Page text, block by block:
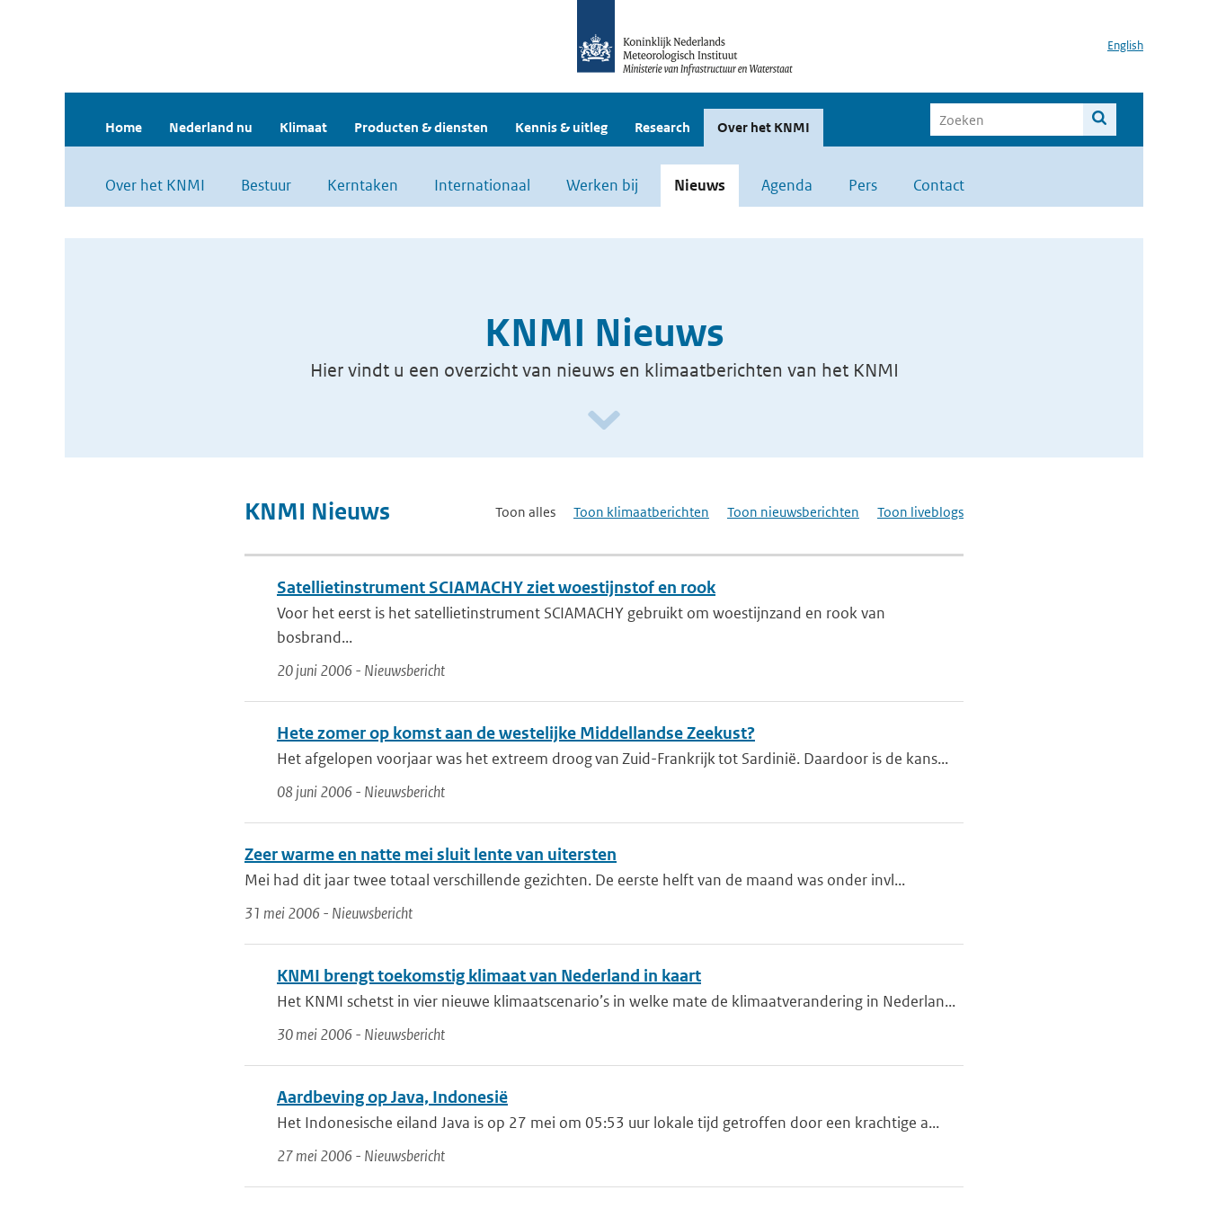
English
Home Nederland nu Klimaat Producten & diensten Kennis & uitleg Research Over het KNMI
Over het KNMI Bestuur Kerntaken Internationaal Werken bij Nieuws Agenda Pers Contact
KNMI Nieuws
Hier vindt u een overzicht van nieuws en klimaatberichten van het KNMI
KNMI Nieuws Toon alles Toon klimaatberichten Toon nieuwsberichten Toon liveblogs
Satellietinstrument SCIAMACHY ziet woestijnstof en rook
Voor het eerst is het satellietinstrument SCIAMACHY gebruikt om woestijnzand en rook van
bosbrand...
20 juni 2006 - Nieuwsbericht
Hete zomer op komst aan de westelijke Middellandse Zeekust?
Het afgelopen voorjaar was het extreem droog van Zuid-Frankrijk tot Sardinië. Daardoor is de kans...
08 juni 2006 - Nieuwsbericht
Zeer warme en natte mei sluit lente van uitersten
Mei had dit jaar twee totaal verschillende gezichten. De eerste helft van de maand was onder invl...
31 mei 2006 - Nieuwsbericht
KNMI brengt toekomstig klimaat van Nederland in kaart
Het KNMI schetst in vier nieuwe klimaatscenario’s in welke mate de klimaatverandering in Nederlan...
30 mei 2006 - Nieuwsbericht
Aardbeving op Java, Indonesië
Het Indonesische eiland Java is op 27 mei om 05:53 uur lokale tijd getroffen door een krachtige a...
27 mei 2006 - Nieuwsbericht